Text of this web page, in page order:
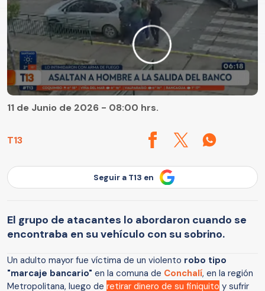
T13
11 de Junio de 2026 - 08:00 hrs.
Seguir a T13 en
El grupo de atacantes lo abordaron cuando se
encontraba en su vehículo con su sobrino.
Un adulto mayor fue víctima de un violento robo tipo
"marcaje bancario" en la comuna de Conchalí, en la región
Metropolitana, luego de retirar dinero de su finiquito y sufrir